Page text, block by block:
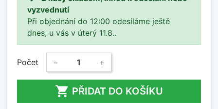
vyzvednutí
Při objednání do 12:00 odesíláme ještě
dnes, u vás v úterý 11.8..
Počet − +
 PŘIDAT DO KOŠÍKU